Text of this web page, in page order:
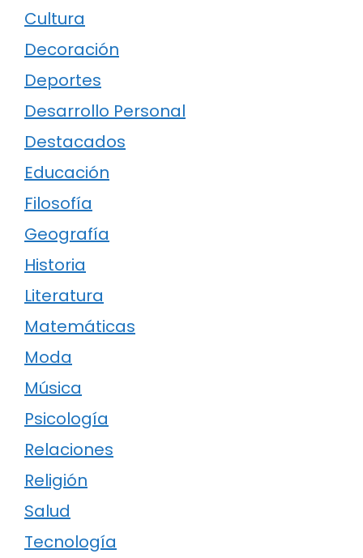
Cultura
Decoración
Deportes
Desarrollo Personal
Destacados
Educación
Filosofía
Geografía
Historia
Literatura
Matemáticas
Moda
Música
Psicología
Relaciones
Religión
Salud
Tecnología